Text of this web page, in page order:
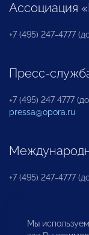
Ассоциация
+7 (495) 247-4777
Пресс-
+7 (495) 247 4777
pressa@opora.ru
+7 (495) 247-4777
Бюро по
Мы